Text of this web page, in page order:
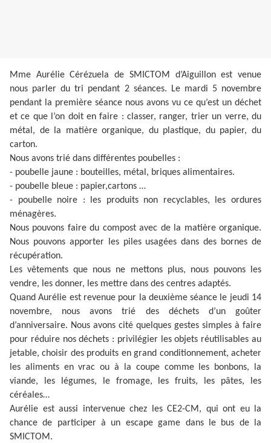
Mme Aurélie Cérézuela de SMICTOM d’Aiguillon est venue
nous parler du tri pendant 2 séances. Le mardi 5 novembre
pendant la première séance nous avons vu ce qu’est un déchet
et ce que l’on doit en faire : classer, ranger, trier un verre, du
métal, de la matière organique, du plastique, du papier, du
carton.
Nous avons trié dans différentes poubelles :
- poubelle jaune : bouteilles, métal, briques alimentaires.
- poubelle bleue : papier,cartons …
- poubelle noire : les produits non recyclables, les ordures
ménagères.
Nous pouvons faire du compost avec de la matière organique.
Nous pouvons apporter les piles usagées dans des bornes de
récupération.
Les vêtements que nous ne mettons plus, nous pouvons les
vendre, les donner, les mettre dans des centres adaptés.
Quand Aurélie est revenue pour la deuxième séance le jeudi 14
novembre, nous avons trié des déchets d’un goûter
d’anniversaire. Nous avons cité quelques gestes simples à faire
pour réduire nos déchets : privilégier les objets réutilisables au
jetable, choisir des produits en grand conditionnement, acheter
les aliments en vrac ou à la coupe comme les bonbons, la
viande, les légumes, le fromage, les fruits, les pâtes, les
céréales…
Aurélie est aussi intervenue chez les CE2-CM, qui ont eu la
chance de participer à un escape game dans le bus de la
SMICTOM.